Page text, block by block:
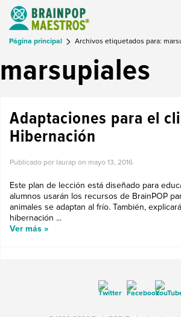
Página principal Archivos etiquetados para:
marsupiales
Adaptaciones para el
Hibernación
Publicado por laurap on mayo 13, 2016
Este plan de lección está diseñado para
alumnos usarán los recursos de BrainPOP
animales se adaptan al frío. También,
hibernación ...
Ver más »